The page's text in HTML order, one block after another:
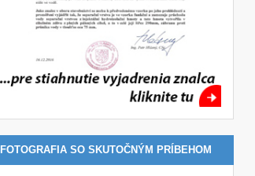
FOTOGRAFIA SO SKUTOČNÝM PRÍBEHOM